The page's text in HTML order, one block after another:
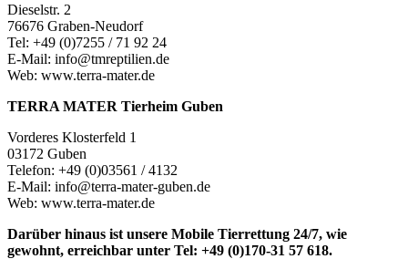
Dieselstr. 2
76676 Graben-Neudorf
Tel: +49 (0)7255 / 71 92 24
E-Mail: info@tmreptilien.de
Web: www.terra-mater.de
TERRA MATER Tierheim Guben
Vorderes Klosterfeld 1
03172 Guben
Telefon: +49 (0)03561 / 4132
E-Mail: info@terra-mater-guben.de
Web: www.terra-mater.de
Darüber hinaus ist unsere Mobile Tierrettung 24/7, wie
gewohnt, erreichbar unter Tel: +49 (0)170-31 57 618.